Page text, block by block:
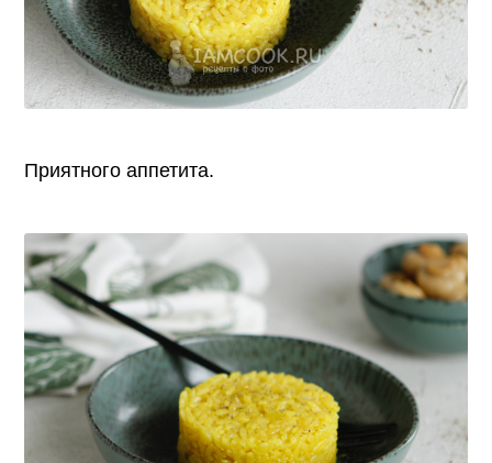
Приятного аппетита.